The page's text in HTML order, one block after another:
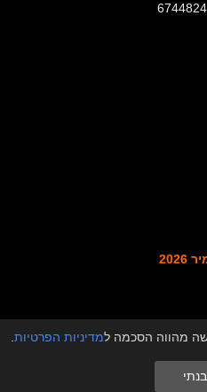
מהווה הסכמה למדיניות הפרטיות